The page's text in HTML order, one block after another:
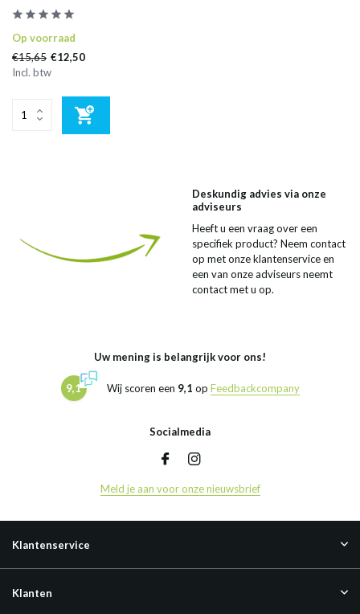
Op voorraad
€15,65 €12,50
Incl. btw
Deskundig advies via onze
adviseurs
Heeft u een vraag over een
specifiek product? Neem contact
op met onze klantenservice en
een van onze adviseurs neemt
contact met u op.
Uw mening is belangrijk voor ons!
9,1 Wij scoren een 9,1 op Feedbackcompany
Socialmedia
Meld je aan voor onze nieuwsbrief
Klantenservice
Klanten